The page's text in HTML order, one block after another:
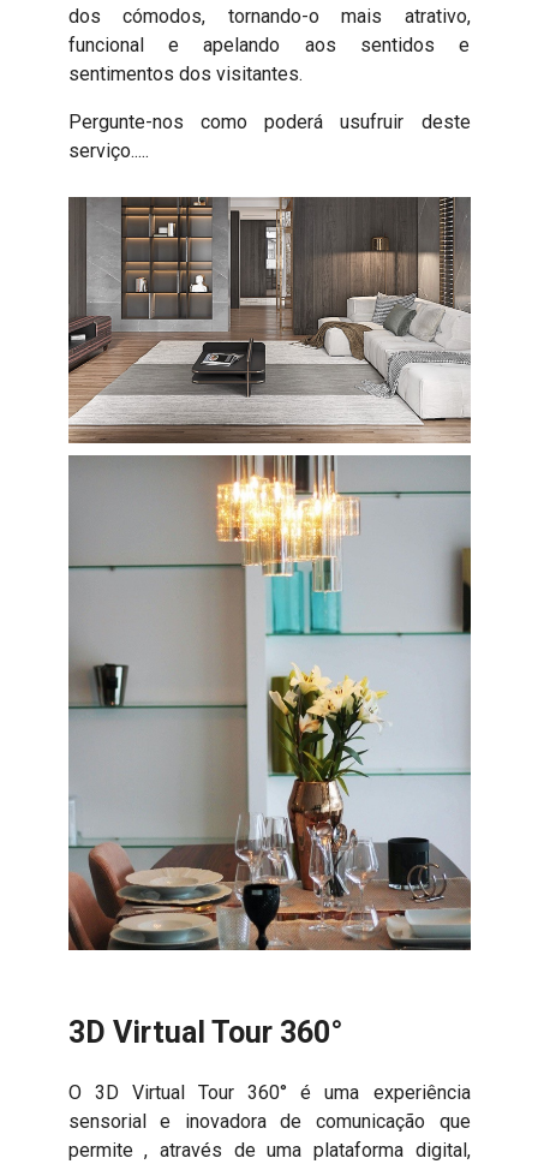
dos cómodos, tornando-o mais atrativo,
funcional e apelando aos sentidos e
sentimentos dos visitantes.
Pergunte-nos como poderá usufruir deste
serviço.....
3D Virtual Tour 360°
O 3D Virtual Tour 360° é uma experiência
sensorial e inovadora de comunicação que
permite , através de uma plataforma digital,